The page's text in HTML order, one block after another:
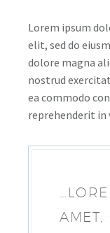
Lorem ipsum
elit, sed do
dolore magna
nostrud
ea commodo
reprehenderit
AMET,